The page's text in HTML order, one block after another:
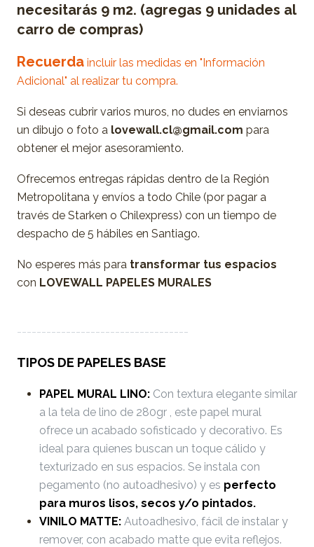
necesitarás 9 m2. (agregas 9 unidades al
carro de compras)
Recuerda incluir las medidas en "Información
Adicional" al realizar tu compra.
Si deseas cubrir varios muros, no dudes en enviarnos
un dibujo o foto a lovewall.cl@gmail.com para
obtener el mejor asesoramiento.
Ofrecemos entregas rápidas dentro de la Región
Metropolitana y envíos a todo Chile (por pagar a
través de Starken o Chilexpress) con un tiempo de
despacho de 5 hábiles en Santiago.
No esperes más para transformar tus espacios
con LOVEWALL PAPELES MURALES
-----------------------------------
TIPOS DE PAPELES BASE
PAPEL MURAL LINO: Con textura elegante similar
a la tela de lino de 280gr , este papel mural
ofrece un acabado sofisticado y decorativo. Es
ideal para quienes buscan un toque cálido y
texturizado en sus espacios. Se instala con
pegamento (no autoadhesivo) y es perfecto
para muros lisos, secos y/o pintados.
VINILO MATTE: Autoadhesivo, fácil de instalar y
remover, con acabado matte que evita reflejos.